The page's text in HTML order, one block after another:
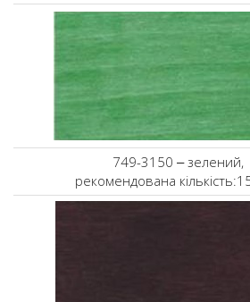
749-3150 ‒ зелений,
рекомендована